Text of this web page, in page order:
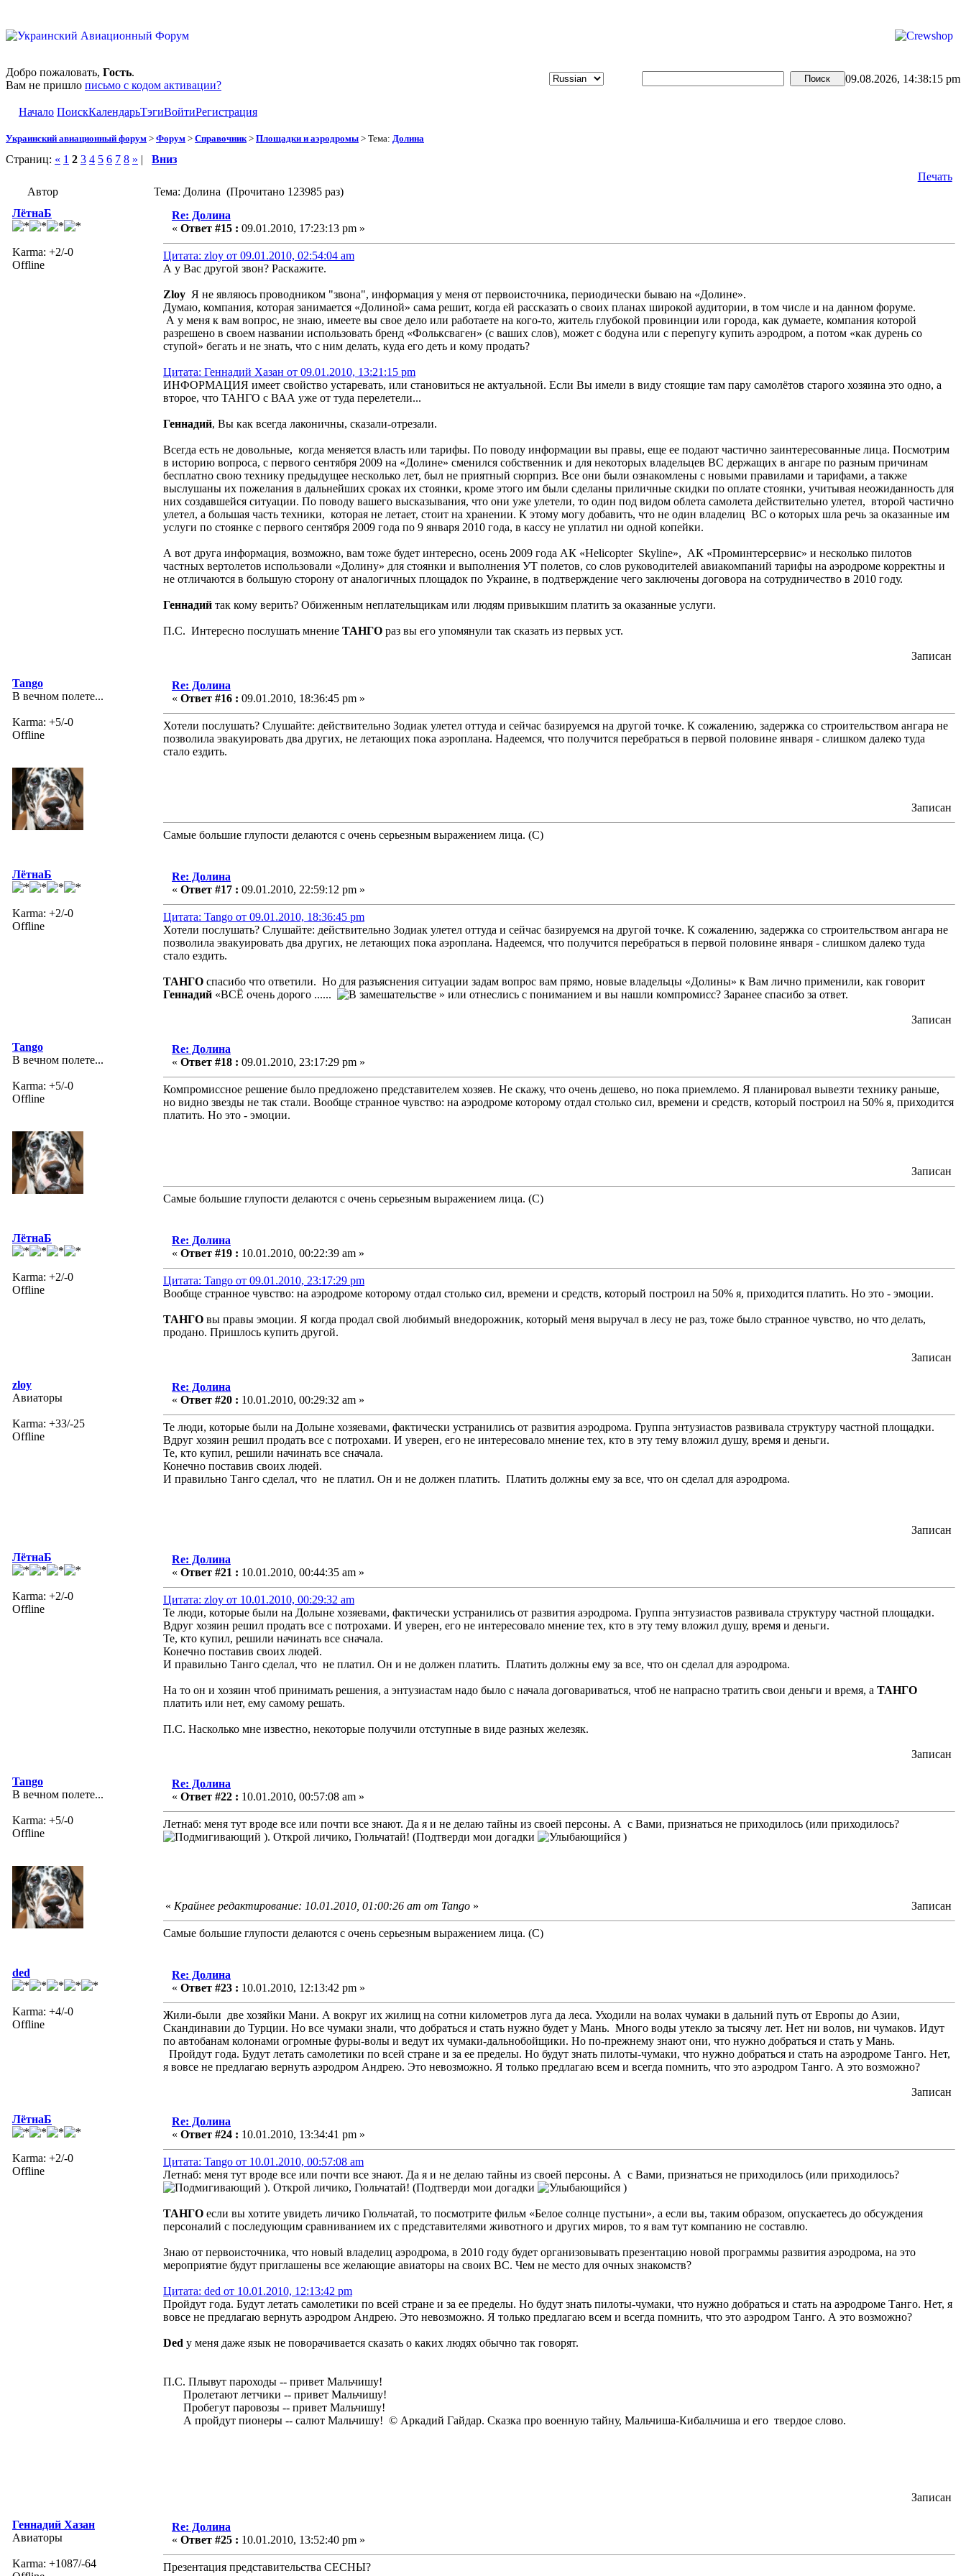
Добро пожаловать, Гость.
Вам не пришло письмо с кодом активации?
09.08.2026, 14:38:15 pm
Начало ПоискКалендарьТэгиВойтиРегистрация
Украинский авиационный форум > Форум > Справочник > Площадки и аэродромы > Тема: Долина
Страниц: « 1 2 3 4 5 6 7 8 » | Вниз
Печать
Автор
Тема: Долина (Прочитано 123985 раз)
ЛётнаБ
Karma: +2/-0
Offline
Re: Долина
« Ответ #15 : 09.01.2010, 17:23:13 pm »
Цитата: zloy от 09.01.2010, 02:54:04 am
А у Вас другой звон? Раскажите.
Zloy Я не являюсь проводником "звона", информация у меня от первоисточника, периодически бываю на «Долине».
Думаю, компания, которая занимается «Долиной» сама решит, когда ей рассказать о своих планах широкой аудитории, в том числе и на данном форуме.
А у меня к вам вопрос, не знаю, имеете вы свое дело или работаете на кого-то, житель глубокой провинции или города, как думаете, компания которой
разрешено в своем названии использовать бренд «Фольксваген» (с ваших слов), может с бодуна или с перепугу купить аэродром, а потом «как дурень со
ступой» бегать и не знать, что с ним делать, куда его деть и кому продать?
Цитата: Геннадий Хазан от 09.01.2010, 13:21:15 pm
ИНФОРМАЦИЯ имеет свойство устаревать, или становиться не актуальной. Если Вы имели в виду стоящие там пару самолётов старого хозяина это одно, а
второе, что ТАНГО с ВАА уже от туда перелетели...
Геннадий, Вы как всегда лаконичны, сказали-отрезали.
Всегда есть не довольные, когда меняется власть или тарифы. По поводу информации вы правы, еще ее подают частично заинтересованные лица. Посмотрим
в историю вопроса, с первого сентября 2009 на «Долине» сменился собственник и для некоторых владельцев ВС держащих в ангаре по разным причинам
бесплатно свою технику предыдущее несколько лет, был не приятный сюрприз. Все они были ознакомлены с новыми правилами и тарифами, а также
выслушаны их пожелания в дальнейших сроках их стоянки, кроме этого им были сделаны приличные скидки по оплате стоянки, учитывая неожиданность для
них создавшейся ситуации. По поводу вашего высказывания, что они уже улетели, то один под видом облета самолета действительно улетел, второй частично
улетел, а большая часть техники, которая не летает, стоит на хранении. К этому могу добавить, что не один владелиц ВС о которых шла речь за оказанные им
услуги по стоянке с первого сентября 2009 года по 9 января 2010 года, в кассу не уплатил ни одной копейки.
А вот друга информация, возможно, вам тоже будет интересно, осень 2009 года АК «Helicopter Skyline», АК «Проминтерсервис» и несколько пилотов
частных вертолетов использовали «Долину» для стоянки и выполнения УТ полетов, со слов руководителей авиакомпаний тарифы на аэродроме корректны и
не отличаются в большую сторону от аналогичных площадок по Украине, в подтверждение чего заключены договора на сотрудничество в 2010 году.
Геннадий так кому верить? Обиженным неплательщикам или людям привыкшим платить за оказанные услуги.
П.С. Интересно послушать мнение ТАНГО раз вы его упомянули так сказать из первых уст.
Записан
Tango
В вечном полете...
Karma: +5/-0
Offline
Re: Долина
« Ответ #16 : 09.01.2010, 18:36:45 pm »
Хотели послушать? Слушайте: действительно Зодиак улетел оттуда и сейчас базируемся на другой точке. К сожалению, задержка со строительством ангара не
позволила эвакуировать два других, не летающих пока аэроплана. Надеемся, что получится перебраться в первой половине января - слишком далеко туда
стало ездить.
Записан
Самые большие глупости делаются с очень серьезным выражением лица. (С)
ЛётнаБ
Karma: +2/-0
Offline
Re: Долина
« Ответ #17 : 09.01.2010, 22:59:12 pm »
Цитата: Tango от 09.01.2010, 18:36:45 pm
Хотели послушать? Слушайте: действительно Зодиак улетел оттуда и сейчас базируемся на другой точке. К сожалению, задержка со строительством ангара не
позволила эвакуировать два других, не летающих пока аэроплана. Надеемся, что получится перебраться в первой половине января - слишком далеко туда
стало ездить.
ТАНГО спасибо что ответили. Но для разъяснения ситуации задам вопрос вам прямо, новые владельцы «Долины» к Вам лично применили, как говорит
Геннадий «ВСЁ очень дорого ...... » или отнеслись с пониманием и вы нашли компромисс? Заранее спасибо за ответ.
Записан
Tango
В вечном полете...
Karma: +5/-0
Offline
Re: Долина
« Ответ #18 : 09.01.2010, 23:17:29 pm »
Компромиссное решение было предложено представителем хозяев. Не скажу, что очень дешево, но пока приемлемо. Я планировал вывезти технику раньше,
но видно звезды не так стали. Вообще странное чувство: на аэродроме которому отдал столько сил, времени и средств, который построил на 50% я, приходится
платить. Но это - эмоции.
Записан
Самые большие глупости делаются с очень серьезным выражением лица. (С)
ЛётнаБ
Karma: +2/-0
Offline
Re: Долина
« Ответ #19 : 10.01.2010, 00:22:39 am »
Цитата: Tango от 09.01.2010, 23:17:29 pm
Вообще странное чувство: на аэродроме которому отдал столько сил, времени и средств, который построил на 50% я, приходится платить. Но это - эмоции.
ТАНГО вы правы эмоции. Я когда продал свой любимый внедорожник, который меня выручал в лесу не раз, тоже было странное чувство, но что делать,
продано. Пришлось купить другой.
Записан
zloy
Авиаторы
Karma: +33/-25
Offline
Re: Долина
« Ответ #20 : 10.01.2010, 00:29:32 am »
Те люди, которые были на Долыне хозяевами, фактически устранились от развития аэродрома. Группа энтузиастов развивала структуру частной площадки.
Вдруг хозяин решил продать все с потрохами. И уверен, его не интересовало мнение тех, кто в эту тему вложил душу, время и деньги.
Те, кто купил, решили начинать все сначала.
Конечно поставив своих людей.
И правильно Танго сделал, что не платил. Он и не должен платить. Платить должны ему за все, что он сделал для аэродрома.
Записан
ЛётнаБ
Karma: +2/-0
Offline
Re: Долина
« Ответ #21 : 10.01.2010, 00:44:35 am »
Цитата: zloy от 10.01.2010, 00:29:32 am
Те люди, которые были на Долыне хозяевами, фактически устранились от развития аэродрома. Группа энтузиастов развивала структуру частной площадки.
Вдруг хозяин решил продать все с потрохами. И уверен, его не интересовало мнение тех, кто в эту тему вложил душу, время и деньги.
Те, кто купил, решили начинать все сначала.
Конечно поставив своих людей.
И правильно Танго сделал, что не платил. Он и не должен платить. Платить должны ему за все, что он сделал для аэродрома.
На то он и хозяин чтоб принимать решения, а энтузиастам надо было с начала договариваться, чтоб не напрасно тратить свои деньги и время, а ТАНГО
платить или нет, ему самому решать.
П.С. Насколько мне известно, некоторые получили отступные в виде разных железяк.
Записан
Tango
В вечном полете...
Karma: +5/-0
Offline
Re: Долина
« Ответ #22 : 10.01.2010, 00:57:08 am »
Летнаб: меня тут вроде все или почти все знают. Да я и не делаю тайны из своей персоны. А с Вами, признаться не приходилось (или приходилось?
). Открой личико, Гюльчатай! (Подтверди мои догадки
)
« Крайнее редактирование: 10.01.2010, 01:00:26 am от Tango » Записан
Самые большие глупости делаются с очень серьезным выражением лица. (С)
ded
Karma: +4/-0
Offline
Re: Долина
« Ответ #23 : 10.01.2010, 12:13:42 pm »
Жили-были две хозяйки Мани. А вокруг их жилищ на сотни километров луга да леса. Уходили на волах чумаки в дальний путь от Европы до Азии,
Скандинавии до Турции. Но все чумаки знали, что добраться и стать нужно будет у Мань. Много воды утекло за тысячу лет. Нет ни волов, ни чумаков. Идут
по автобанам колонами огромные фуры-волы и ведут их чумаки-дальнобойщики. Но по-прежнему знают они, что нужно добраться и стать у Мань.
Пройдут года. Будут летать самолетики по всей стране и за ее пределы. Но будут знать пилоты-чумаки, что нужно добраться и стать на аэродроме Танго. Нет,
я вовсе не предлагаю вернуть аэродром Андрею. Это невозможно. Я только предлагаю всем и всегда помнить, что это аэродром Танго. А это возможно?
Записан
ЛётнаБ
Karma: +2/-0
Offline
Re: Долина
« Ответ #24 : 10.01.2010, 13:34:41 pm »
Цитата: Tango от 10.01.2010, 00:57:08 am
Летнаб: меня тут вроде все или почти все знают. Да я и не делаю тайны из своей персоны. А с Вами, признаться не приходилось (или приходилось?
). Открой личико, Гюльчатай! (Подтверди мои догадки
)
ТАНГО если вы хотите увидеть личико Гюльчатай, то посмотрите фильм «Белое солнце пустыни», а если вы, таким образом, опускаетесь до обсуждения
персоналий с последующим сравниванием их с представителями животного и других миров, то я вам тут компанию не составлю.
Знаю от первоисточника, что новый владелиц аэродрома, в 2010 году будет организовывать презентацию новой программы развития аэродрома, на это
мероприятие будут приглашены все желающие авиаторы на своих ВС. Чем не место для очных знакомств?
Цитата: ded от 10.01.2010, 12:13:42 pm
Пройдут года. Будут летать самолетики по всей стране и за ее пределы. Но будут знать пилоты-чумаки, что нужно добраться и стать на аэродроме Танго. Нет, я
вовсе не предлагаю вернуть аэродром Андрею. Это невозможно. Я только предлагаю всем и всегда помнить, что это аэродром Танго. А это возможно?
Ded у меня даже язык не поворачивается сказать о каких людях обычно так говорят.
П.С. Плывут пароходы -- привет Мальчишу!
Пролетают летчики -- привет Мальчишу!
Пробегут паровозы -- привет Мальчишу!
А пройдут пионеры -- салют Мальчишу! © Аркадий Гайдар. Сказка про военную тайну, Мальчиша-Кибальчиша и его твердое слово.
Записан
Геннадий Хазан
Авиаторы
Karma: +1087/-64
Re: Долина
« Ответ #25 : 10.01.2010, 13:52:40 pm »
Презентация представительства СЕСНЫ?